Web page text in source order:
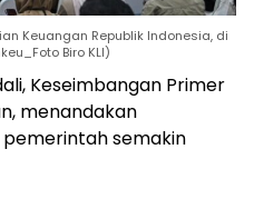
Keuangan Republik Indonesia, di
Biro KLI)
Keseimbangan Primer
menandakan
semakin